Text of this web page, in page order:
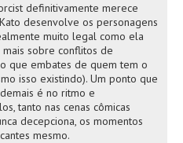
definitivamente merece
desenvolve os personagens
muito legal como ela
sobre conflitos de
que embates de quem tem o
isso existindo). Um ponto que
é no ritmo e
tanto nas cenas cômicas
decepciona, os momentos
mesmo.